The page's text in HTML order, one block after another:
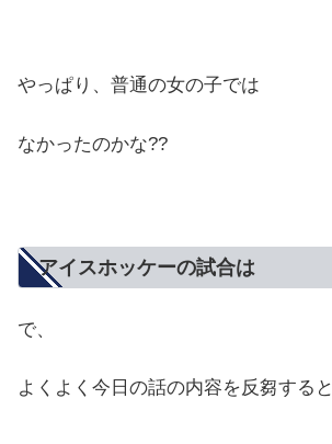
やっぱり、普通の女の子では
なかったのかな??
アイスホッケーの試合は
で、
よくよく今日の話の内容を反芻すると